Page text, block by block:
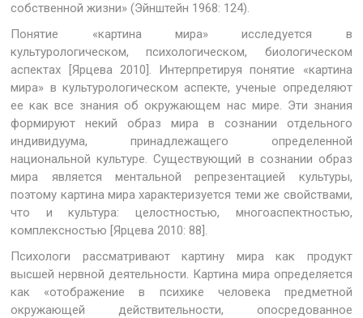
собственной жизни» (Эйнштейн 1968: 124).
Понятие «картина мира» исследуется в
культурологическом, психологическом, биологическом
аспектах [Ярцева 2010]. Интерпретируя понятие «картина
мира» в культурологическом аспекте, ученые определяют
ее как все знания об окружающем нас мире. Эти знания
формируют некий образ мира в сознании отдельного
индивидуума, принадлежащего определенной
национальной культуре. Существующий в сознании образ
мира является ментальной репрезентацией культуры,
поэтому картина мира характеризуется теми же свойствами,
что и культура: целостностью, многоаспектностью,
комплексностью [Ярцева 2010: 88].
Психологи рассматривают картину мира как продукт
высшей нервной деятельности. Картина мира определяется
как «отображение в психике человека предметной
окружающей действительности, опосредованное